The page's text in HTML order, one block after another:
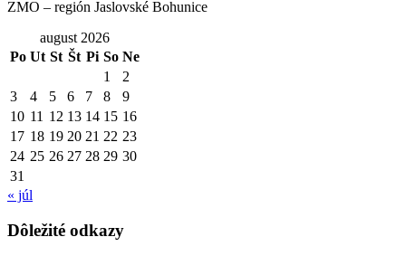
ZMO – región Jaslovské Bohunice
august 2026
Po Ut St Št Pi So Ne
1
2
3
4 5 6 7 8
9
10 11 12 13 14 15 16
17 18 19 20 21 22 23
24 25 26 27 28 29 30
31
« júl
Dôležité odkazy